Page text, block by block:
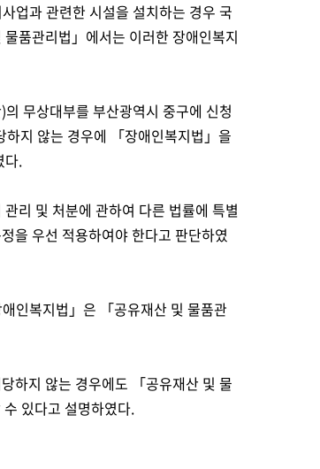
업과 관련한 시설을 설치하는 경우 국
물품관리법」에서는 이러한 장애인복지
무상대부를 부산광역시 중구에 신청
지 않는 경우에 「장애인복지법」을
다.
리 및 처분에 관하여 다른 법률에 특별
을 우선 적용하여야 한다고 판단하였
인복지법」은 「공유재산 및 물품관
하지 않는 경우에도 「공유재산 및 물
있다고 설명하였다.